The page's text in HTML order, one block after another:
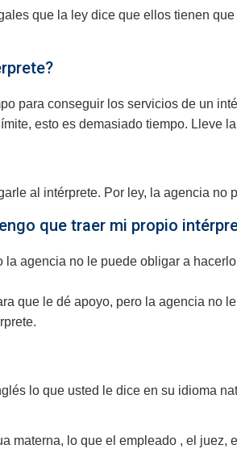
que la ley dice que ellos tienen
para conseguir los servicios de un
esto es demasiado tiempo. Lleve
al intérprete. Por ley, la agencia
que traer mi propio
agencia no le puede obligar a
que le dé apoyo, pero la agencia no
lo que usted le dice en su idioma
materna, lo que el empleado , el